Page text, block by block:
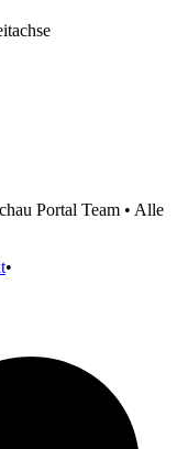
Portal Team • Alle
•